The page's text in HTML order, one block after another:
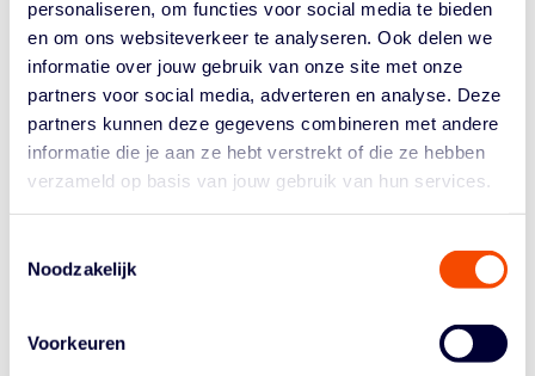
personaliseren, om functies voor social media te bieden
en om ons websiteverkeer te analyseren. Ook delen we
informatie over jouw gebruik van onze site met onze
partners voor social media, adverteren en analyse. Deze
partners kunnen deze gegevens combineren met andere
informatie die je aan ze hebt verstrekt of die ze hebben
verzameld op basis van jouw gebruik van hun services.
Noodzakelijk
Voorkeuren
aan. In 2017 is hij aan de slag gegaan bij
basketbalvereniging Den Helder Suns, waar hijmsamen
met jongeren de livestreams van de thuiswedstrijden
verzorgt.
Marc van Tetering (56), Lid in de Orde van Oranje-
Nassau
Marc van Tetering zet zich al jaren in als vrijwilliger in
toenmalige vereniging Beltistos, later overgegaan in
al snel als scheidsrechter. Van Tetering is ook zes jaar
voorzitter geweest, heeft zich ontwikkeld tot een